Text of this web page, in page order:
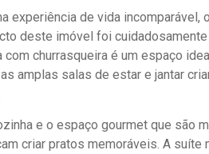
experiência de vida incomparável,
deste imóvel foi
churrasqueira é um espaço
amplas salas de estar e jantar
e o espaço gourmet que são
criar pratos memoráveis. A